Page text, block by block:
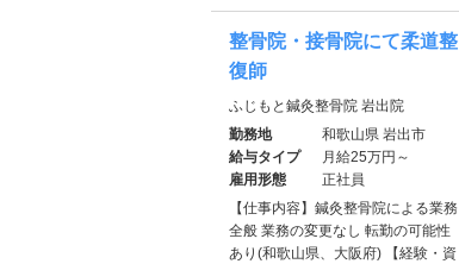
整骨院・接骨院にて柔道整
復師
ふじもと鍼灸整骨院 岩出院
勤務地
和歌山県 岩出市
給与タイプ
月給25万円～
雇用形態
正社員
【仕事内容】鍼灸整骨院による業務
全般 業務の変更なし 転勤の可能性
あり(和歌山県、大阪府) 【経験・資